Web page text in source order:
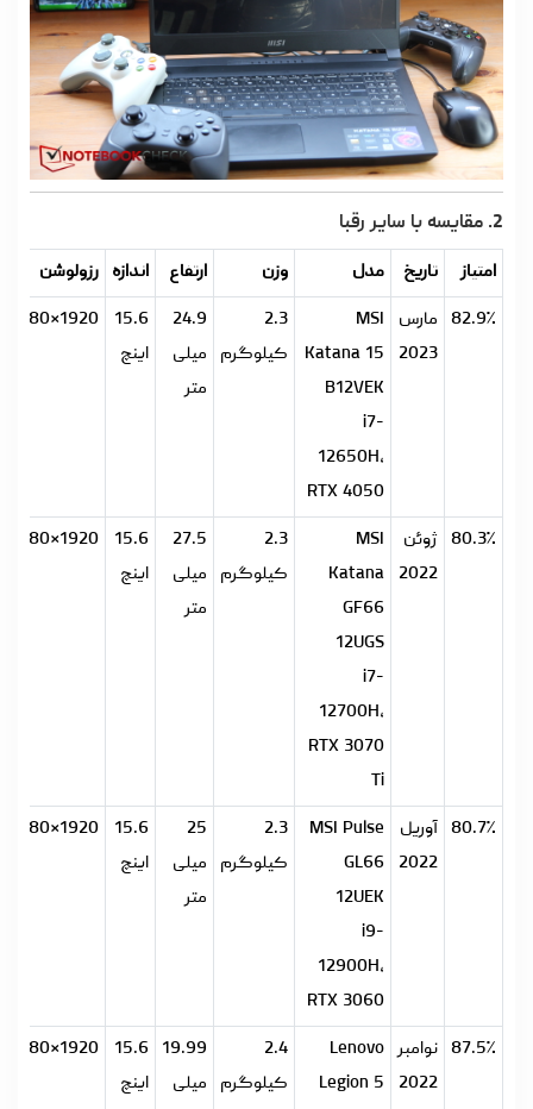
2. مقایسه با سایر رقبا
امتیاز تاریخ مدل وزن ارتفاع اندازه رزولوشن
82.9٪ مارس
2023
MSI
Katana 15
B12VEK
i7-
12650H،
RTX 4050
2.3
کیلوگرم
24.9
میلی
متر
15.6
اینچ
1920×1080
80.3٪ ژوئن
2022
MSI
Katana
GF66
12UGS
i7-
12700H،
RTX 3070
Ti
2.3
کیلوگرم
27.5
میلی
متر
15.6
اینچ
1920×1080
80.7٪ آوریل
2022
MSI Pulse
GL66
12UEK
i9-
12900H،
RTX 3060
2.3
کیلوگرم
25
میلی
متر
15.6
اینچ
1920×1080
87.5٪ نوامبر
2022
Lenovo
Legion 5
2.4
کیلوگرم
19.99
میلی
15.6
اینچ
1920×1080